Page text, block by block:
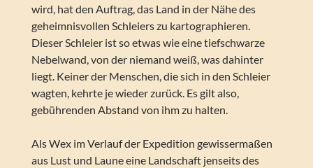
wird, hat den Auftrag, das Land in der Nähe des
geheimnisvollen Schleiers zu kartographieren.
Dieser Schleier ist so etwas wie eine tiefschwarze
Nebelwand, von der niemand weiß, was dahinter
liegt. Keiner der Menschen, die sich in den Schleier
wagten, kehrte je wieder zurück. Es gilt also,
gebührenden Abstand von ihm zu halten.
Als Wex im Verlauf der Expedition gewissermaßen
aus Lust und Laune eine Landschaft jenseits des